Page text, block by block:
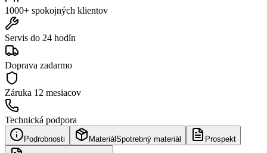
1000+ spokojných klientov
Servis do 24 hodín
Doprava zadarmo
Záruka 12 mesiacov
Technická podpora
Podrobnosti Materiál Spotrebný materiál Prospekt